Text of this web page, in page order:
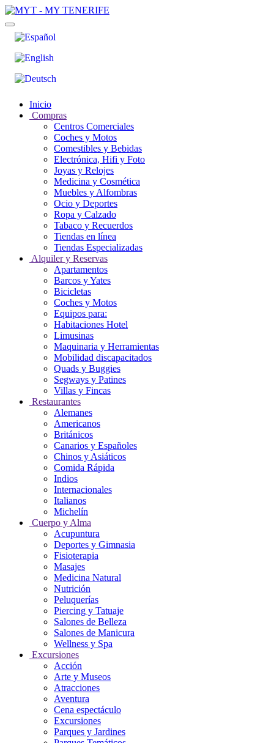
Inicio
Compras
Centros Comerciales
Coches y Motos
Comestibles y Bebidas
Electrónica, Hifi y Foto
Joyas y Relojes
Medicina y Cosmética
Muebles y Alfombras
Ocio y Deportes
Ropa y Calzado
Tabaco y Recuerdos
Tiendas en línea
Tiendas Especializadas
Alquiler y Reservas
Apartamentos
Barcos y Yates
Bicicletas
Coches y Motos
Equipos para:
Habitaciones Hotel
Limusinas
Maquinaria y Herramientas
Mobilidad discapacitados
Quads y Buggies
Segways y Patines
Villas y Fincas
Restaurantes
Alemanes
Americanos
Británicos
Canarios y Españoles
Chinos y Asiáticos
Comida Rápida
Indios
Internacionales
Italianos
Michelín
Cuerpo y Alma
Acupuntura
Deportes y Gimnasia
Fisioterapia
Masajes
Medicina Natural
Nutrición
Peluquerías
Piercing y Tatuaje
Salones de Belleza
Salones de Manicura
Wellness y Spa
Excursiones
Acción
Arte y Museos
Atracciones
Aventura
Cena espectáculo
Excursiones
Parques y Jardines